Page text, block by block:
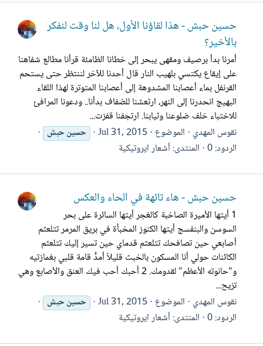
حسين حبش - هذا لقاؤنا الأول، هل لنا وقت لنفكر
بالأخير؟
أمرنا بدأ برصيف ومقهى يبحر إلى خطانا الظامئة قرأنا مطالع شفاهنا
على إيقاع يكتسي بلهيب النار قال أحدنا للآخر لننتظر حتى يستحم
القرنفل بماء أعصابنا المشدوهة إلى أعصابنا المتوترة لهذا اللقاء
البهيج انحدرنا إلى النهر، ارتعشنا للضفاف بدأنا.. ودعونا المرافئ
للاختباء خلف ضلوعنا وثيابنا. ارتجفنا قفزت...
نقوس المهدي الموضوع Jul 31, 2015 حسينحبش
الردود: 0 المنتدى: أشعار ايروتيكية
حسين حبش - هاء تائهة في الحاء والعكس
1 أيتها الأميرة الصاخبة كالغجر أيتها السائرة على بحر
السوسن والبنفسج أيتها الكنوز المخبأة في بريق المرمر تتلعثم
أصابعي حين تصافحك تتلعثم قدماي حين تسير إليك تتلعثم
الكائنات حولي أنا المسكون بالخبث قليلاً أمدُّ قامة قلبي بغمازتيه
و"حانوته الأعظم" لقدومك. 2 أحبك أحب فيك العنق والأصابع وهي
تزيح...
نقوس المهدي الموضوع Jul 31, 2015 حسينحبش
الردود: 0 المنتدى: أشعار ايروتيكية